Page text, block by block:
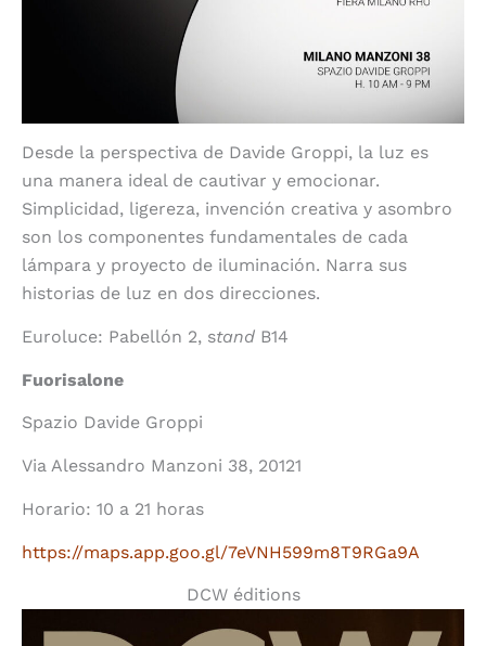
Desde la perspectiva de Davide Groppi, la luz es
una manera ideal de cautivar y emocionar.
Simplicidad, ligereza, invención creativa y asombro
son los componentes fundamentales de cada
lámpara y proyecto de iluminación. Narra sus
historias de luz en dos direcciones.
Euroluce: Pabellón 2, stand B14
Fuorisalone
Spazio Davide Groppi
Via Alessandro Manzoni 38, 20121
Horario: 10 a 21 horas
https://maps.app.goo.gl/7eVNH599m8T9RGa9A
DCW éditions